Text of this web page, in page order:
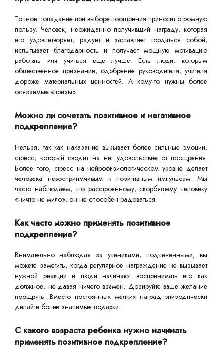
Точное попадание при выборе поощрения приносит огромную
пользу. Человек, неожиданно получивший награду, которая
его удовлетворяет, радует и заставляет гордиться собой,
испытывает благодарность и получает мощную мотивацию
работать или учиться еще лучше. Есть люди, которым
общественное признание, одобрение руководителя, учителя
дороже материальных ценностей. А кому-то нужны более
осязаемые «призы».
Можно ли сочетать позитивное и негативное
подкрепление?
Нельзя, так как наказание вызывает более сильные эмоции,
стресс, который сводит на нет удовольствие от поощрения.
Более того, стресс на нейрофизиологическом уровне делает
человека невосприимчивым к позитивным импульсам. Мы
часто наблюдаем, что расстроенному, скорбящему человеку
«ничто не мило», он не способен радоваться.
Как часто можно применять позитивное
подкрепление?
Внимательно наблюдая за учениками, подчиненными, вы
можете заметить, когда регулярное награждение не вызывает
нужной реакции и люди начинают воспринимать его как
должное, не давая ничего взамен. Дозируйте ваше желание
поощрять. Вместо постоянных мелких наград эпизодически
делайте более значимые подарки.
С какого возраста ребенка нужно начинать
применять позитивное подкрепление?